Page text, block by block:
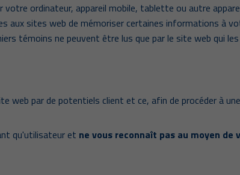
ordinateur, appareil mobile, tablette ou autre
aux sites web de mémoriser certaines informations à
témoins ne peuvent être lus que par le site web qui
par de potentiels client et ce, afin de procéder à
qu'utilisateur et ne vous reconnaît pas au moyen de